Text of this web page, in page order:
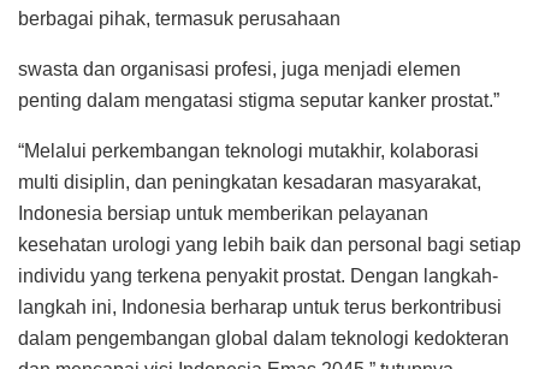
berbagai pihak, termasuk perusahaan
swasta dan organisasi profesi, juga menjadi elemen
penting dalam mengatasi stigma seputar kanker prostat.”
“Melalui perkembangan teknologi mutakhir, kolaborasi
multi disiplin, dan peningkatan kesadaran masyarakat,
Indonesia bersiap untuk memberikan pelayanan
kesehatan urologi yang lebih baik dan personal bagi setiap
individu yang terkena penyakit prostat. Dengan langkah-
langkah ini, Indonesia berharap untuk terus berkontribusi
dalam pengembangan global dalam teknologi kedokteran